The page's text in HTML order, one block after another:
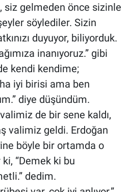
siz gelmeden önce sizinle
söylediler. Sizin
duyuyor, biliyorduk.
inanıyoruz.” gibi
kendi kendime;
iyi birisi ama ben
diye düşündüm.
de bir sene kaldı,
valimiz geldi. Erdoğan
böyle bir ortamda o
“Demek ki bu
dedim.